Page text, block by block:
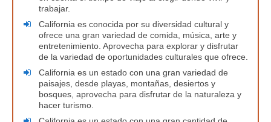
trabajar.
California es conocida por su diversidad cultural y
ofrece una gran variedad de comida, música, arte y
entretenimiento. Aprovecha para explorar y disfrutar
de la variedad de oportunidades culturales que ofrece.
California es un estado con una gran variedad de
paisajes, desde playas, montañas, desiertos y
bosques, aprovecha para disfrutar de la naturaleza y
hacer turismo.